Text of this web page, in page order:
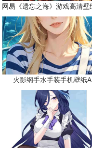
火影纲手水手装手机壁纸AI